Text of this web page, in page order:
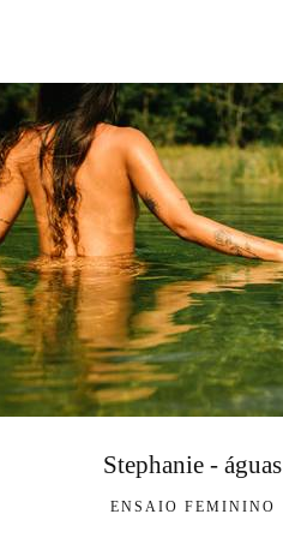
Stephanie - águas
ENSAIO FEMININO